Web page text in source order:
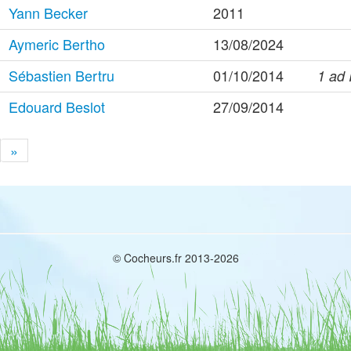
Yann Becker
2011
Aymeric Bertho
13/08/2024
Sébastien Bertru
01/10/2014 1 ad
Edouard Beslot 27/09/2014
»
© Cocheurs.fr 2013-2026